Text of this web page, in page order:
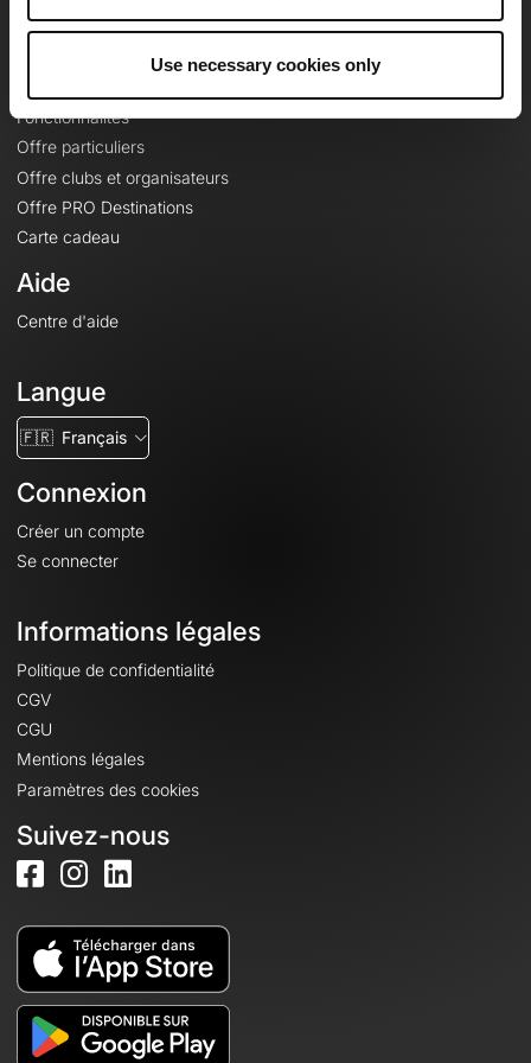
Use necessary cookies only
Fonctionnalités
Offre particuliers
Offre clubs et organisateurs
Offre PRO Destinations
Carte cadeau
Aide
Centre d'aide
Langue
🇫🇷 Français
Connexion
Créer un compte
Se connecter
Informations légales
Politique de confidentialité
CGV
CGU
Mentions légales
Paramètres des cookies
Suivez-nous